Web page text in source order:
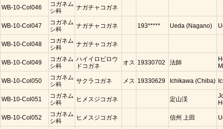
WB-10-Col046
コガネム
シ科
ナガチャコガネ
WB-10-Col047
コガネム
シ科
ナガチャコガネ 193***** Ueda (Nagano)
WB-10-Col048
コガネム
シ科
ナガチャコガネ
WB-10-Col049
コガネム
シ科
ハイイロビロウ
ドコガネ
オス 19330702 法師
WB-10-Col050
コガネム
シ科
サクラコガネ メス 19330629 Ichikawa (Chiba)
WB-10-Col051
コガネム
シ科
ヒメスジコガネ 定山渓
WB-10-Col052
コガネム
シ科
ヒメスジコガネ 信州 上田